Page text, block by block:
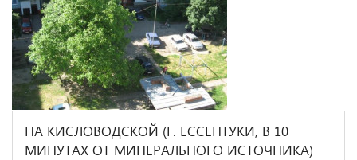
НА КИСЛОВОДСКОЙ (Г. ЕССЕНТУКИ, В 10
МИНУТАХ ОТ МИНЕРАЛЬНОГО ИСТОЧНИКА)